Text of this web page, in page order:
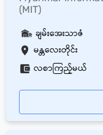
(MIT)
မန္တလေးတိုင်း
ချမ်းအေးသာဇံ
လစာကြည့်မယ်